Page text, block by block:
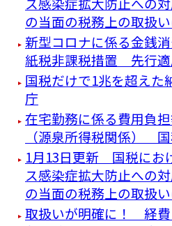
の当面の税務上の取扱
新型コロナに係る金銭
紙税非課税措置 先行適
国税だけで1兆を超え
庁
在宅勤務に係る費用負
（源泉所得税関係）
1月13日更新 国税にお
ス感染症拡大防止への
の当面の税務上の取扱
取扱いが明確に！ 経費